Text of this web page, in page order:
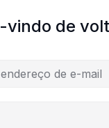
vindo de